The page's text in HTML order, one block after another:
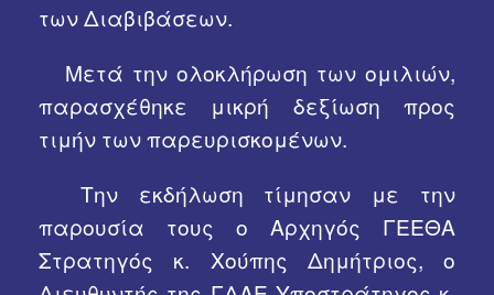
των Διαβιβάσεων.
Μετά την ολοκλήρωση των ομιλιών,
παρασχέθηκε μικρή δεξίωση προς
τιμήν των παρευρισκομένων.
Την εκδήλωση τίμησαν με την
παρουσία τους ο Αρχηγός ΓΕΕΘΑ
Στρατηγός κ. Χούπης Δημήτριος, ο